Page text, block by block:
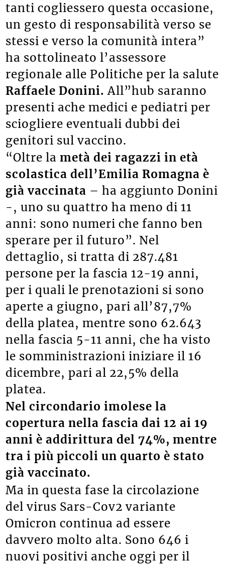
tanti cogliessero questa occasione,
un gesto di responsabilità verso se
stessi e verso la comunità intera”
ha sottolineato l’assessore
regionale alle Politiche per la salute
Raffaele Donini.All”hub saranno
presenti ache medici e pediatri per
sciogliere eventuali dubbi dei
genitori sul vaccino.
“Oltre la metà dei ragazzi in età
scolastica dell’Emilia Romagna è
già vaccinata – ha aggiunto Donini
-, uno su quattro ha meno di 11
anni: sono numeri che fanno ben
sperare per il futuro”. Nel
dettaglio, si tratta di 287.481
persone per la fascia 12-19 anni,
per i quali le prenotazioni si sono
aperte a giugno, pari all’87,7%
della platea, mentre sono 62.643
nella fascia 5-11 anni, che ha visto
le somministrazioni iniziare il 16
dicembre, pari al 22,5% della
platea.
Nel circondario imolese la
copertura nella fascia dai 12 ai 19
anni è addirittura del 74%, mentre
tra i più piccoli un quarto è stato
già vaccinato.
Ma in questa fase la circolazione
del virus Sars-Cov2 variante
Omicron continua ad essere
davvero molto alta. Sono 646 i
nuovi positivi anche oggi per il